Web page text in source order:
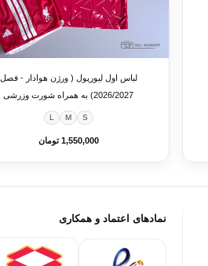
لباس اول لیورپول ( ورژن هوادار - فصل
2026/2027) به همراه شورت وزرشی
S
M
L
1,550,000 تومان
نمادهای اعتماد و همکاری